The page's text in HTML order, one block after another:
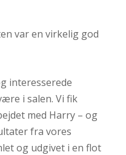
var en virkelig god
interesserede
i salen. Vi fik
med Harry – og
fra vores
og udgivet i en flot